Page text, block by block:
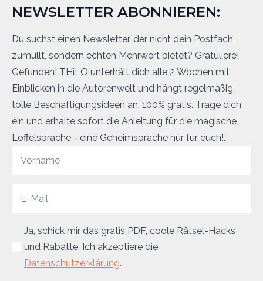
NEWSLETTER ABONNIEREN:
Du suchst einen Newsletter, der nicht dein Postfach
zumüllt, sondern echten Mehrwert bietet? Gratuliere!
Gefunden! THiLO unterhält dich alle 2 Wochen mit
Einblicken in die Autorenwelt und hängt regelmäßig
tolle Beschäftigungsideen an. 100% gratis. Trage dich
ein und erhalte sofort die Anleitung für die magische
Löffelsprache - eine Geheimsprache nur für euch!.
Ja, schick mir das gratis PDF, coole Rätsel-Hacks
und Rabatte. Ich akzeptiere die
Datenschutzerklärung.